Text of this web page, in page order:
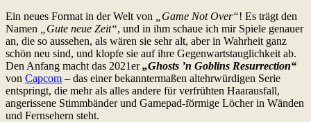
Ein neues Format in der Welt von
„Game Not Over“! Es trägt den
Namen
„Gute neue Zeit“, und in ihm schaue ich mir Spiele genauer
an, die so aussehen, als wären sie sehr alt, aber in Wahrheit ganz
schön neu sind, und klopfe sie auf ihre Gegenwartstauglichkeit ab.
Den Anfang macht das 2021er„Ghosts ’n Goblins Resurrection“
von Capcom – das einer bekanntermaßen altehrwürdigen Serie
entspringt, die mehr als alles andere für verfrühten Haarausfall,
angerissene Stimmbänder und Gamepad-förmige Löcher in Wänden
und Fernsehern steht.